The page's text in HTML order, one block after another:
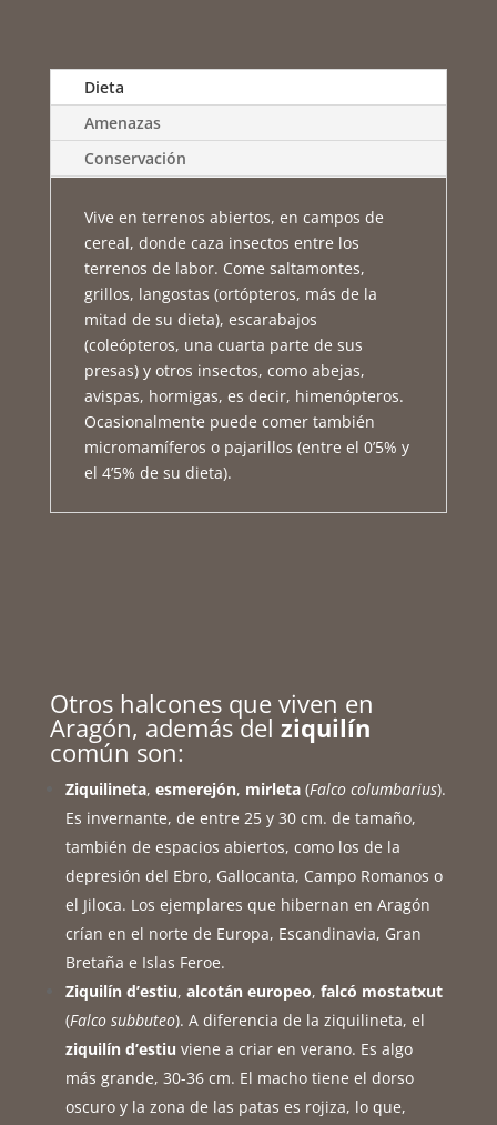
Dieta
Amenazas
Conservación
Vive en terrenos abiertos, en campos de
cereal, donde caza insectos entre los
terrenos de labor. Come saltamontes,
grillos, langostas (ortópteros, más de la
mitad de su dieta), escarabajos
(coleópteros, una cuarta parte de sus
presas) y otros insectos, como abejas,
avispas, hormigas, es decir, himenópteros.
Ocasionalmente puede comer también
micromamíferos o pajarillos (entre el 0’5% y
el 4’5% de su dieta).
Otros halcones que viven en
Aragón, además del ziquilín
común son:
Ziquilineta, esmerejón, mirleta(Falco columbarius).
Es invernante, de entre 25 y 30 cm. de tamaño,
también de espacios abiertos, como los de la
depresión del Ebro, Gallocanta, Campo Romanos o
el Jiloca. Los ejemplares que hibernan en Aragón
crían en el norte de Europa, Escandinavia, Gran
Bretaña e Islas Feroe.
Ziquilín d’estiu, alcotán europeo, falcó mostatxut
(Falco subbuteo). A diferencia de la ziquilineta, el
ziquilín d’estiu viene a criar en verano. Es algo
más grande, 30-36 cm. El macho tiene el dorso
oscuro y la zona de las patas es rojiza, lo que,